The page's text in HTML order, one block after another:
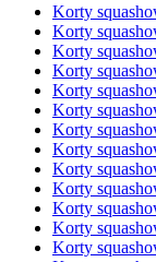
Korty
Korty
Korty
Korty
Korty
Korty
Korty
Korty
Korty
Korty
Korty
Korty
Korty